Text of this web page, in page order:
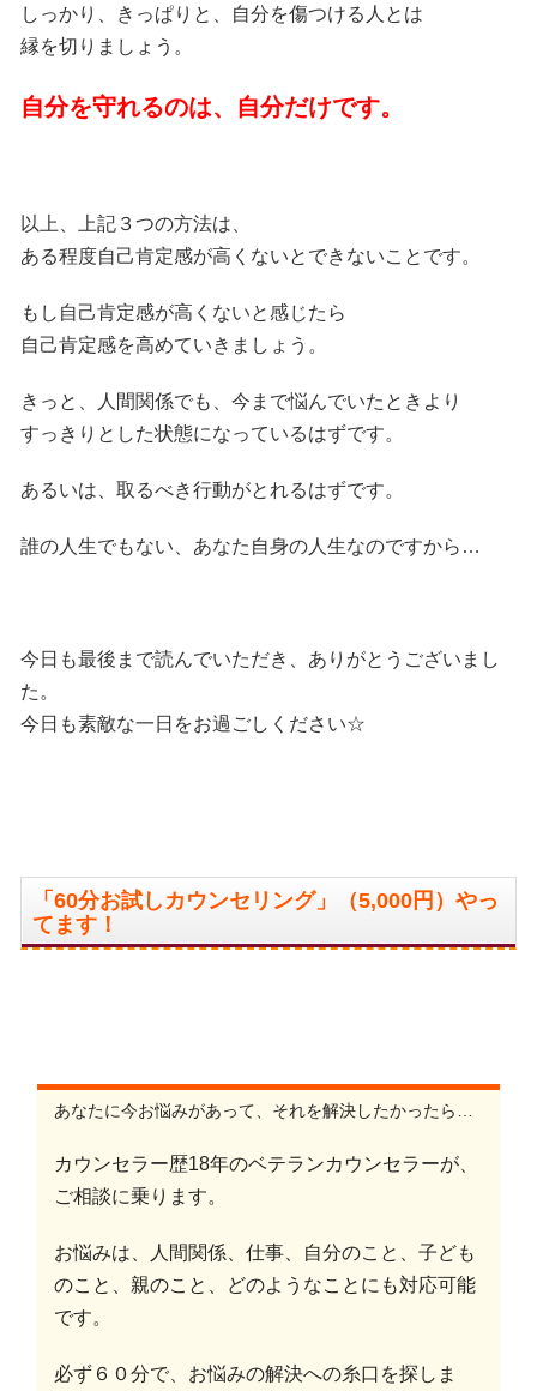
しっかり、きっぱりと、自分を傷つける人とは
縁を切りましょう。
自分を守れるのは、自分だけです。
以上、上記３つの方法は、
ある程度自己肯定感が高くないとできないことです。
もし自己肯定感が高くないと感じたら
自己肯定感を高めていきましょう。
きっと、人間関係でも、今まで悩んでいたときより
すっきりとした状態になっているはずです。
あるいは、取るべき行動がとれるはずです。
誰の人生でもない、あなた自身の人生なのですから…
今日も最後まで読んでいただき、ありがとうございまし
た。
今日も素敵な一日をお過ごしください☆
「60分お試しカウンセリング」（5,000円）やっ
てます！
あなたに今お悩みがあって、それを解決したかったら…
カウンセラー歴18年のベテランカウンセラーが、
ご相談に乗ります。
お悩みは、人間関係、仕事、自分のこと、子ども
のこと、親のこと、どのようなことにも対応可能
です。
必ず６０分で、お悩みの解決への糸口を探しま